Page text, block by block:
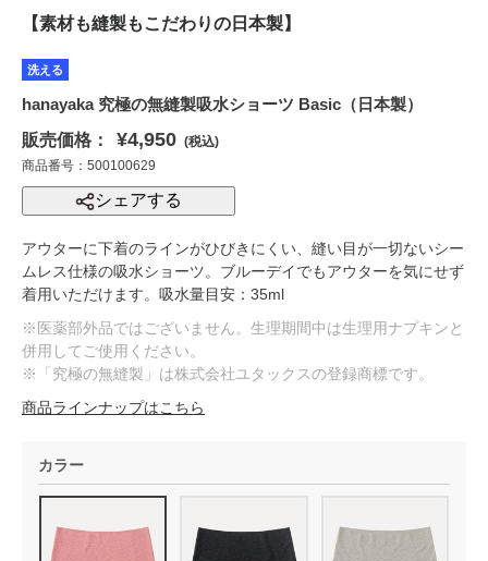
【素材も縫製もこだわりの日本製】
洗える
hanayaka 究極の無縫製吸水ショーツ Basic（日本製）
販売価格：
¥4,950 (税込)
商品番号：500100629
シェアする
アウターに下着のラインがひびきにくい、縫い目が一切ないシー
ムレス仕様の吸水ショーツ。ブルーデイでもアウターを気にせず
着用いただけます。吸水量目安：35ml
※医薬部外品ではございません。生理期間中は生理用ナプキンと
併用してご使用ください。
※「究極の無縫製」は株式会社ユタックスの登録商標です。
商品ラインナップはこちら
カラー